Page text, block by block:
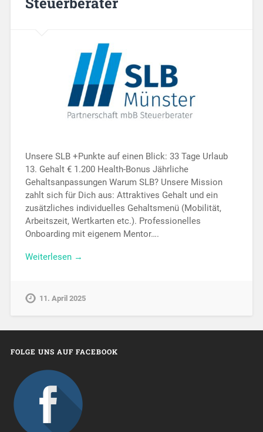
Unsere SLB +Punkte auf einen Blick: 33 Tage Urlaub
13. Gehalt € 1.200 Health-Bonus Jährliche
Gehaltsanpassungen Warum SLB? Unsere Mission
zahlt sich für Dich aus: Attraktives Gehalt und ein
zusätzliches individuelles Gehaltsmenü (Mobilität,
Arbeitszeit, Wertkarten etc.). Professionelles
Onboarding mit eigenem Mentor….
Weiterlesen →
11. April 2025
FOLGE UNS AUF FACEBOOK